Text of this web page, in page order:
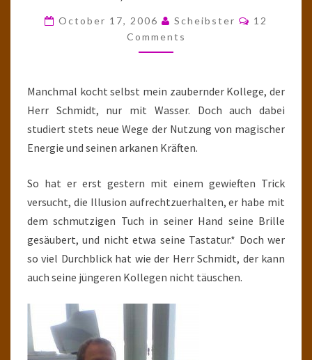
TEIL
VII
October 17, 2006 Scheibster Comments
12
Comments
Manchmal kocht selbst mein zaubernder Kollege, der
Herr Schmidt, nur mit Wasser. Doch auch dabei
studiert stets neue Wege der Nutzung von magischer
Energie und seinen arkanen Kräften.
So hat er erst gestern mit einem gewieften Trick
versucht, die Illusion aufrechtzuerhalten, er habe mit
dem schmutzigen Tuch in seiner Hand seine Brille
gesäubert, und nicht etwa seine Tastatur.* Doch wer
so viel Durchblick hat wie der Herr Schmidt, der kann
auch seine jüngeren Kollegen nicht täuschen.